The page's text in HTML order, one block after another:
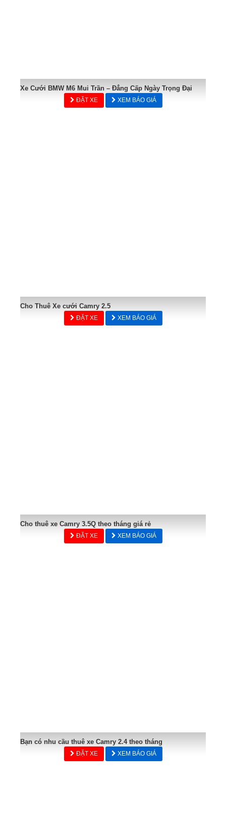
Xe Cưới BMW M6 Mui Trần – Đẳng Cấp Ngày Trọng Đại
ĐẶT XE XEM BÁO GIÁ
Cho Thuê Xe cưới Camry 2.5
ĐẶT XE XEM BÁO GIÁ
Cho thuê xe Camry 3.5Q theo tháng giá rẻ
ĐẶT XE XEM BÁO GIÁ
Bạn có nhu cầu thuê xe Camry 2.4 theo tháng
ĐẶT XE XEM BÁO GIÁ